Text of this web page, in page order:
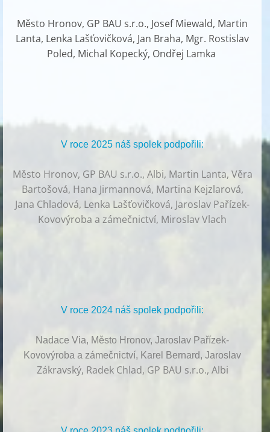
Město Hronov, GP BAU s.r.o., Josef Miewald, Martin
Lanta, Lenka Lašťovičková, Jan Braha, Mgr. Rostislav
Poled, Michal Kopecký, Ondřej Lamka
V roce 2025 náš spolek podpořili:
Město Hronov, GP BAU s.r.o., Albi, Martin Lanta, Věra
Bartošová, Hana Jirmannová, Martina Kejzlarová,
Jana Chladová, Lenka Lašťovičková, Jaroslav Pařízek-
Kovovýroba a zámečnictví, Miroslav Vlach
V roce 2024 náš spolek podpořili:
Nadace Via, Město Hronov, Jaroslav Pařízek-
Kovovýroba a zámečnictví, Karel Bernard, Jaroslav
Zákravský, Radek Chlad, GP BAU s.r.o., Albi